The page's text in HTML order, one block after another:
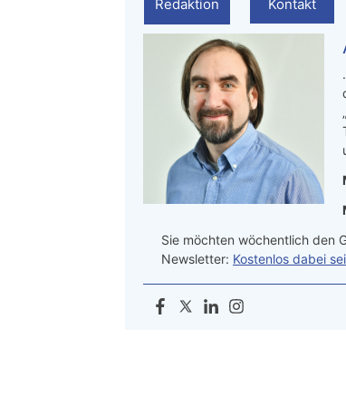
Redaktion Kontakt
Sie möchten wöchentlich den
Newsletter: Kostenlos dabei